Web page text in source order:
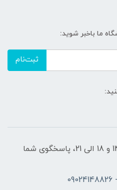
ما باخبر شوید:
ثبت‌نام
روزهای کاری از ساعت 10 الی 14 و 18 الی 21، پاسخگوی شما